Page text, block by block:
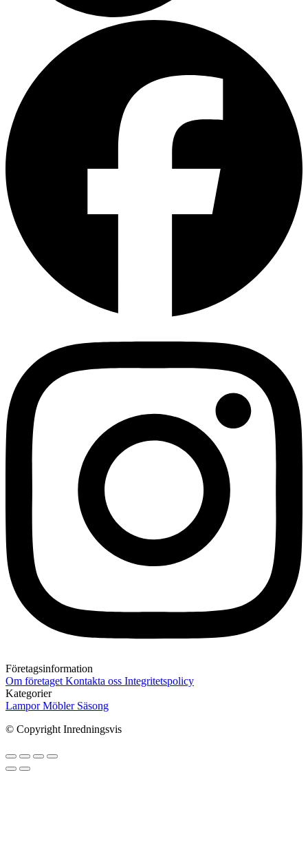
Företagsinformation
Om företaget Kontakta oss Integritetspolicy
Kategorier
LamporMöbler Säsong
© Copyright Inredningsvis